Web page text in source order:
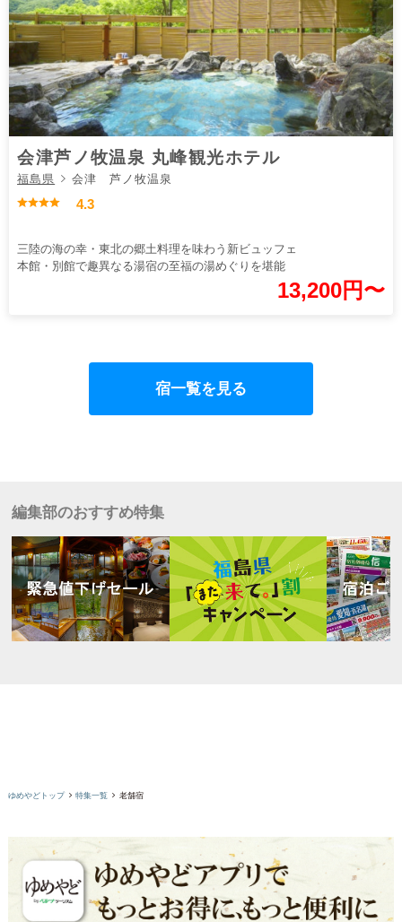
会津芦ノ牧温泉 丸峰観光ホテル
福島県 会津 芦ノ牧温泉
4.3
三陸の海の幸・東北の郷土料理を味わう新ビュッフェ
本館・別館で趣異なる湯宿の至福の湯めぐりを堪能
13,200円〜
宿一覧を見る
編集部のおすすめ特集
ゆめやどトップ 特集一覧 老舗宿